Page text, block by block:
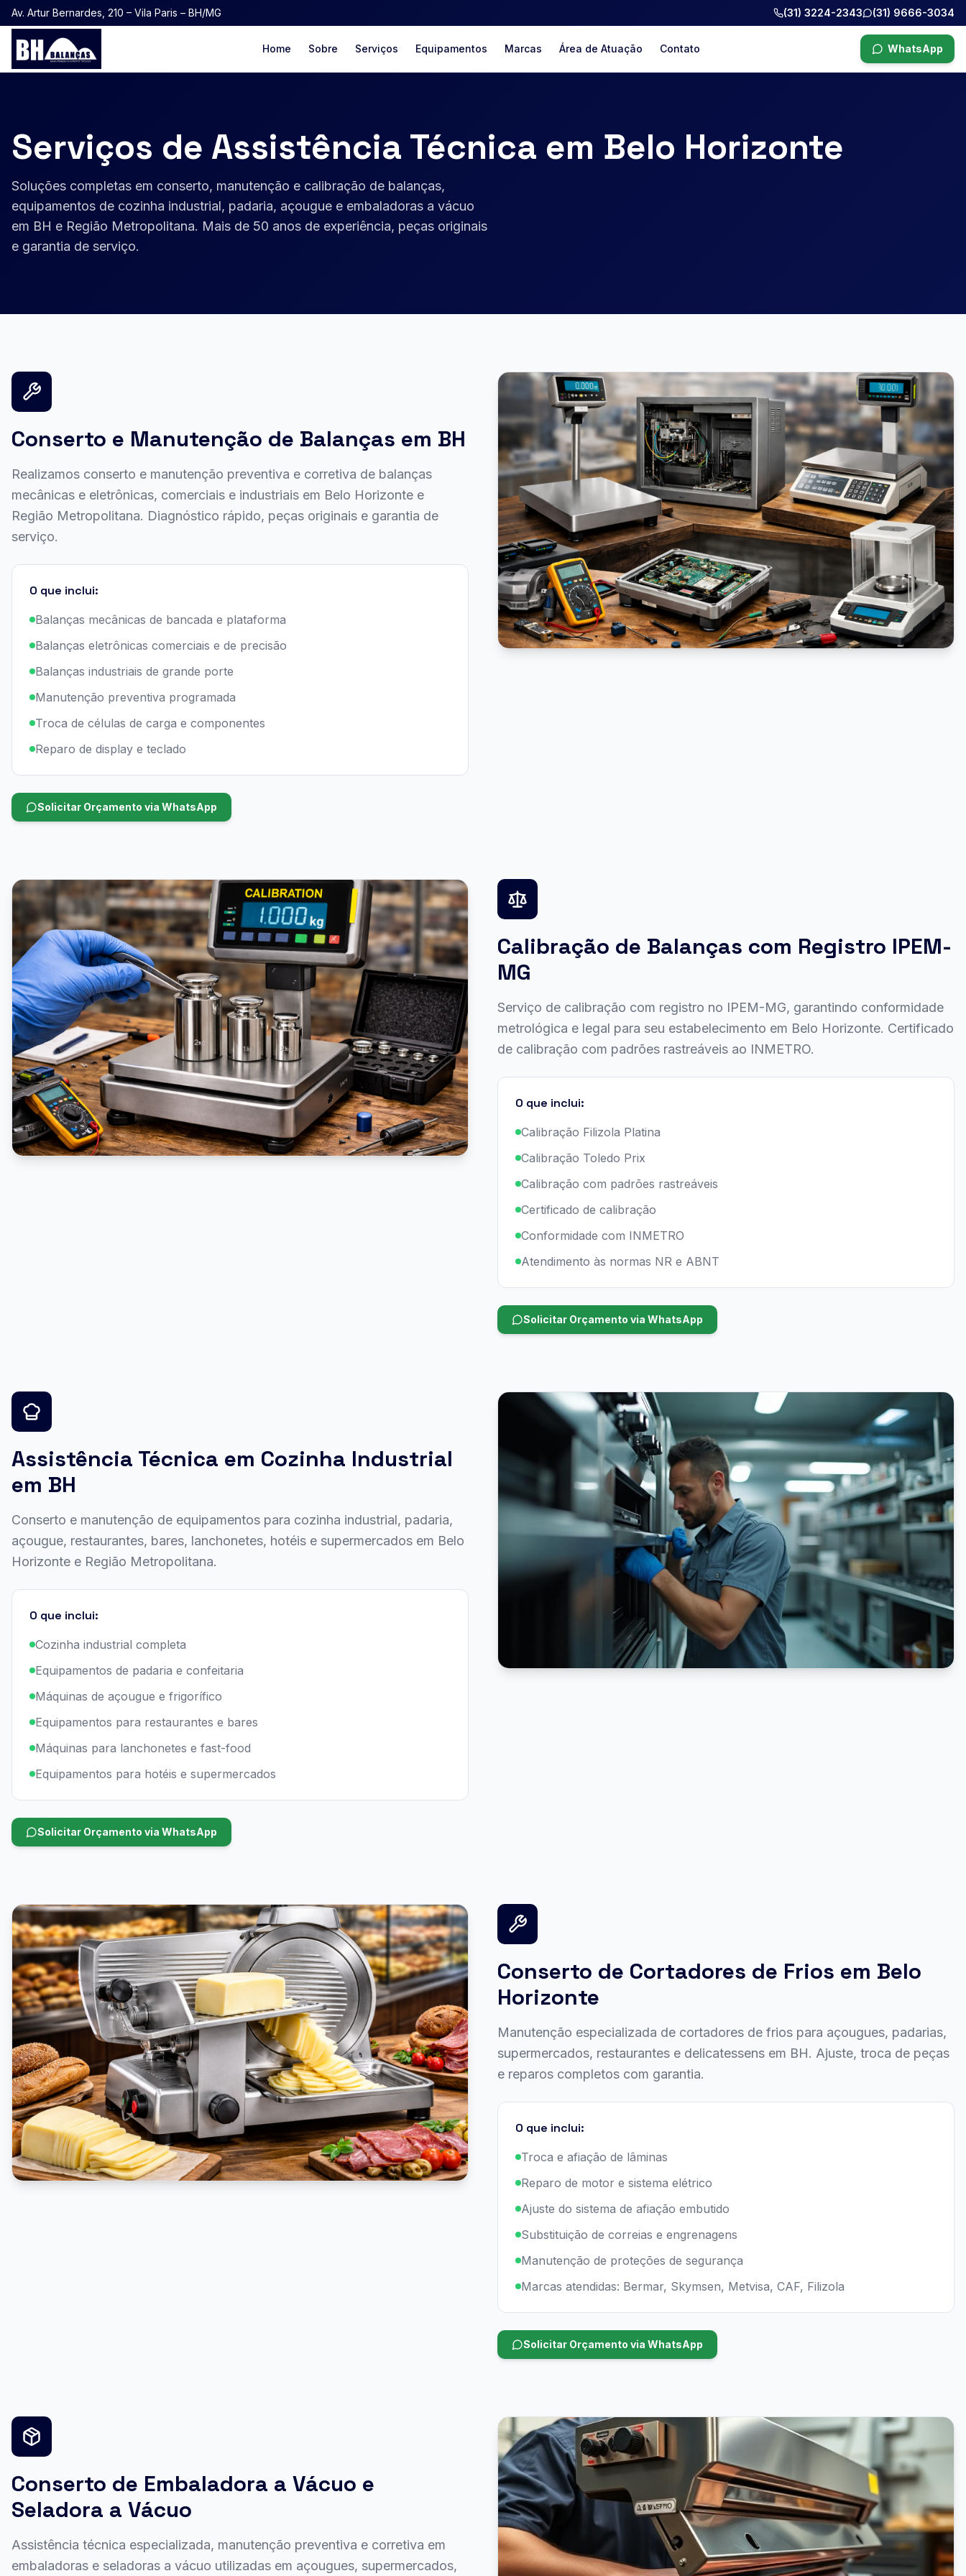
Av. Artur Bernardes, 210 – Vila Paris – BH/MG (31) 3224-2343 (31) 9666-3034
Home Sobre Serviços Equipamentos Marcas Área de Atuação Contato WhatsApp
Serviços de Assistência Técnica em Belo Horizonte
Soluções completas em conserto, manutenção e calibração de balanças,
equipamentos de cozinha industrial, padaria, açougue e embaladoras a vácuo
em BH e Região Metropolitana. Mais de 50 anos de experiência, peças originais
e garantia de serviço.
Conserto e Manutenção de Balanças em BH
Realizamos conserto e manutenção preventiva e corretiva de balanças
mecânicas e eletrônicas, comerciais e industriais em Belo Horizonte e
Região Metropolitana. Diagnóstico rápido, peças originais e garantia de
serviço.
O que inclui:
Balanças mecânicas de bancada e plataforma
Balanças eletrônicas comerciais e de precisão
Balanças industriais de grande porte
Manutenção preventiva programada
Troca de células de carga e componentes
Reparo de display e teclado
Solicitar Orçamento via WhatsApp
Calibração de Balanças com Registro IPEM-
MG
Serviço de calibração com registro no IPEM-MG, garantindo conformidade
metrológica e legal para seu estabelecimento em Belo Horizonte. Certificado
de calibração com padrões rastreáveis ao INMETRO.
O que inclui:
Calibração Filizola Platina
Calibração Toledo Prix
Calibração com padrões rastreáveis
Certificado de calibração
Conformidade com INMETRO
Atendimento às normas NR e ABNT
Solicitar Orçamento via WhatsApp
Assistência Técnica em Cozinha Industrial
em BH
Conserto e manutenção de equipamentos para cozinha industrial, padaria,
açougue, restaurantes, bares, lanchonetes, hotéis e supermercados em Belo
Horizonte e Região Metropolitana.
O que inclui:
Cozinha industrial completa
Equipamentos de padaria e confeitaria
Máquinas de açougue e frigorífico
Equipamentos para restaurantes e bares
Máquinas para lanchonetes e fast-food
Equipamentos para hotéis e supermercados
Solicitar Orçamento via WhatsApp
Conserto de Cortadores de Frios em Belo
Horizonte
Manutenção especializada de cortadores de frios para açougues, padarias,
supermercados, restaurantes e delicatessens em BH. Ajuste, troca de peças
e reparos completos com garantia.
O que inclui:
Troca e afiação de lâminas
Reparo de motor e sistema elétrico
Ajuste do sistema de afiação embutido
Substituição de correias e engrenagens
Manutenção de proteções de segurança
Marcas atendidas: Bermar, Skymsen, Metvisa, CAF, Filizola
Solicitar Orçamento via WhatsApp
Conserto de Embaladora a Vácuo e
Seladora a Vácuo
Assistência técnica especializada, manutenção preventiva e corretiva em
embaladoras e seladoras a vácuo utilizadas em açougues, supermercados,